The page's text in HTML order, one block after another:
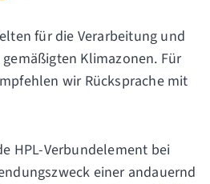
für die Verarbeitung und
Klimazonen. Für
wir Rücksprache mit
HPL-Verbundelement bei
einer andauernd